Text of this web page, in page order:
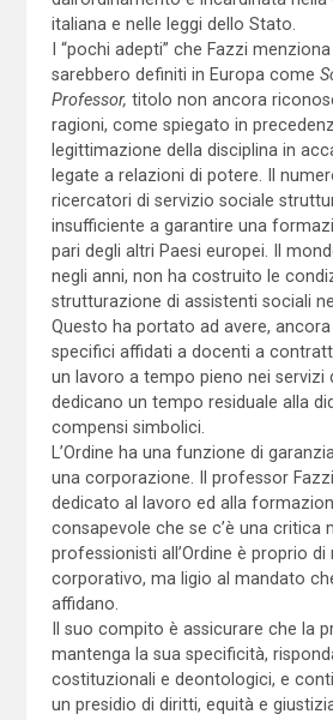
italiana e nelle leggi dello Stato.
I “pochi adepti” che Fazzi
sarebbero definiti in Europa come
Professor, titolo non ancora
ragioni, come spiegato in
legittimazione della disciplina in
legate a relazioni di potere. Il
ricercatori di servizio sociale
insufficiente a garantire una
pari degli altri Paesi europei. Il
negli anni, non ha costruito le
strutturazione di assistenti sociali
Questo ha portato ad avere,
specifici affidati a docenti a
un lavoro a tempo pieno nei servizi
dedicano un tempo residuale alla
compensi simbolici.
L’Ordine ha una funzione di
una corporazione. Il professor
dedicato al lavoro ed alla
consapevole che se c’è una critica
professionisti all’Ordine è proprio di
corporativo, ma ligio al mandato
affidano.
Il suo compito è assicurare che la
mantenga la sua specificità,
costituzionali e deontologici, e
un presidio di diritti, equità e